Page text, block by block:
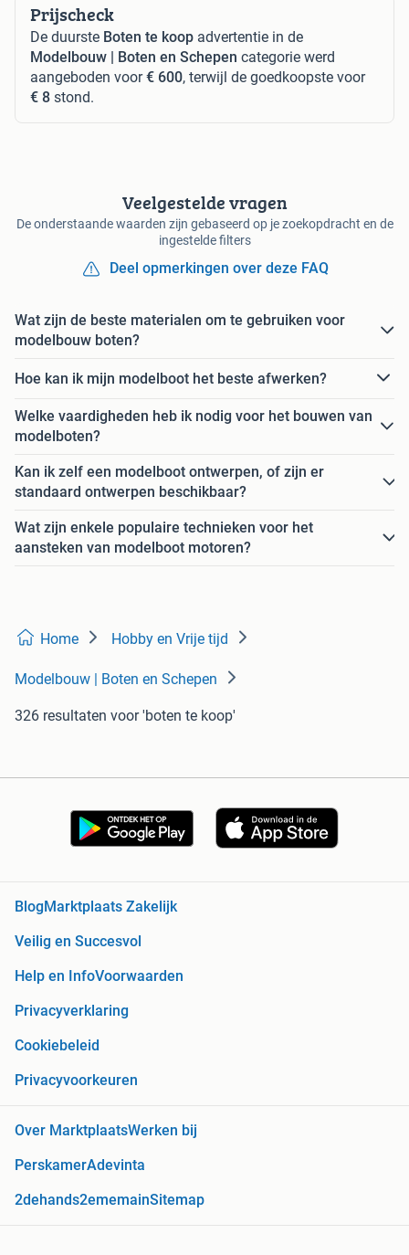
Prijscheck
De duurste Boten te koop advertentie in de
Modelbouw | Boten en Schepen categorie werd
aangeboden voor€ 600, terwijl de goedkoopste voor
€ 8 stond.
Veelgestelde vragen
De onderstaande waarden zijn gebaseerd op je zoekopdracht en de
ingestelde filters
Deel opmerkingen over deze FAQ
Wat zijn de beste materialen om te gebruiken voor
modelbouw boten?
Hoe kan ik mijn modelboot het beste afwerken?
Welke vaardigheden heb ik nodig voor het bouwen van
modelboten?
Kan ik zelf een modelboot ontwerpen, of zijn er
standaard ontwerpen beschikbaar?
Wat zijn enkele populaire technieken voor het
aansteken van modelboot motoren?
Home Hobby en Vrije tijd
Modelbouw | Boten en Schepen
326 resultaten voor 'boten te koop'
Blog Marktplaats Zakelijk
Veilig en Succesvol
Help en InfoVoorwaarden
Privacyverklaring
Cookiebeleid
Privacyvoorkeuren
Over MarktplaatsWerken bij
PerskamerAdevinta
2dehands2ememainSitemap